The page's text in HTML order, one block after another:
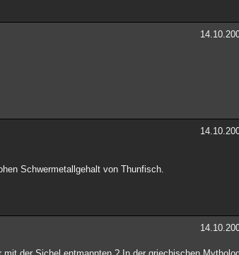
Schwermetallgehalt von Thunfisch.